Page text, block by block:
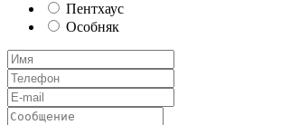
Пентхаус
Особняк